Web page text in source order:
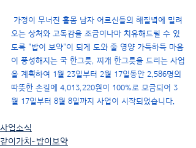
가정이 무너진 홀몸 남자 어르신들의 해질녘에 밀려
오는 상처와 고독감을 조금이나마 치유해드릴 수 있
도록 "밥이 보약"이 되게 도와 줄 영양 가득하득 마음
이 풍성해지는 국 한그릇, 찌개 한그릇을 드리는 사업
을 계획하여 1월 23일부터 2월 17일동안 2,586명의
따뜻한 손길에 4,013,220원이 100%로 모금되어 3
월 17일부터 8월 8일까지 사업이 시작되었습니다.
사업소식
같이가치-밥이보약